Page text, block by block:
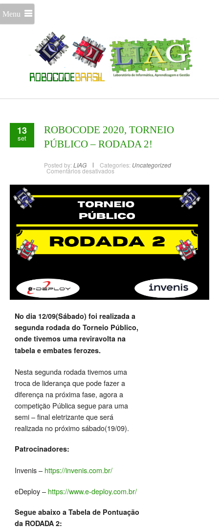
Menu
13
set
ROBOCODE 2020, TORNEIO
PÚBLICO – RODADA 2!
Posted by: LIAG Categories: Uncategorized
Comentários desativados
No dia 12/09(Sábado) foi realizada a
segunda rodada do Torneio Público,
onde tivemos uma reviravolta na
tabela e embates ferozes.
Nesta segunda rodada tivemos uma
troca de liderança que pode fazer a
diferença na próxima fase, agora a
competição Pública segue para uma
semi – final eletrizante que será
realizada no próximo sábado(19/09).
Patrocinadores:
Invenis – https://invenis.com.br/
eDeploy – https://www.e-deploy.com.br/
Segue abaixo a Tabela de Pontuação
da RODADA 2: